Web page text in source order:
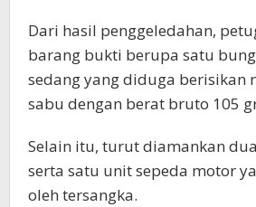
Dari hasil penggeledahan,
barang bukti berupa satu
sedang yang diduga berisikan
sabu dengan berat bruto 105
Selain itu, turut diamankan
serta satu unit sepeda motor
oleh tersangka.